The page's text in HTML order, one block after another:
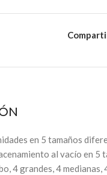
en 5 tamaños
al vacío en 5
4 grandes, 4 medianas,